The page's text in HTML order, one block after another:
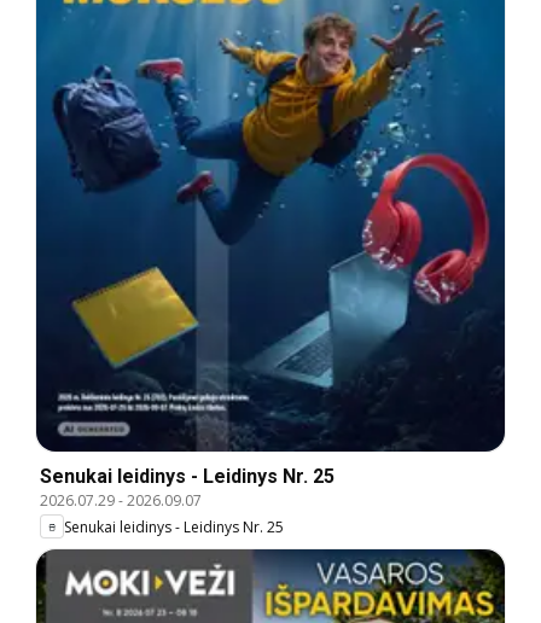
Senukai leidinys - Leidinys Nr. 25
2026.07.29-2026.09.07
Senukai leidinys - Leidinys Nr. 25